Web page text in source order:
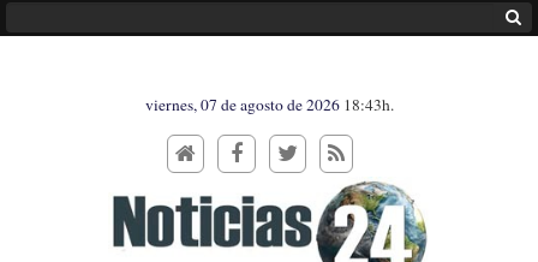
viernes, 07 de agosto de 2026 18:43h.